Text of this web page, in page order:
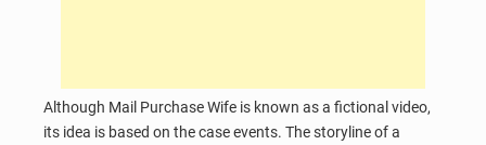
Although Mail Purchase Wife is known as a fictional video,
its idea is based on the case events. The storyline of a